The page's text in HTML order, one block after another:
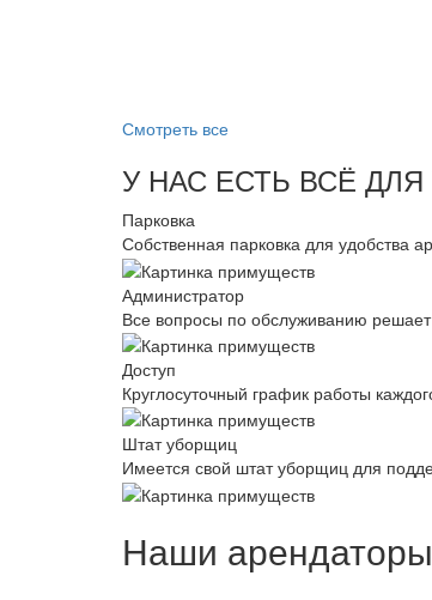
Смотреть все
У НАС ЕСТЬ ВСЁ
Парковка
Собственная парковка для удобства
Администратор
Все вопросы по обслуживанию
Доступ
Круглосуточный график работы
Штат уборщиц
Имеется свой штат уборщиц для
Наши арендаторы